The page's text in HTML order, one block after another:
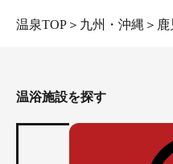
温泉TOP ＞ 九州・沖縄 ＞
温浴施設を探す